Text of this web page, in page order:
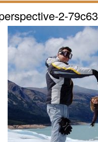
2-79c63